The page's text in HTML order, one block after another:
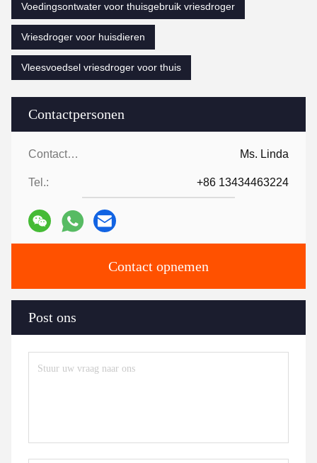
Contactpersonen
Contactpersonen: Ms. Linda
Tel.: +86 13434463224
Contact opnemen
Post ons
Voedingsontwater voor thuisgebruik vriesdroger
Vriesdroger voor huisdieren
Vleesvoedsel vriesdroger voor thuis